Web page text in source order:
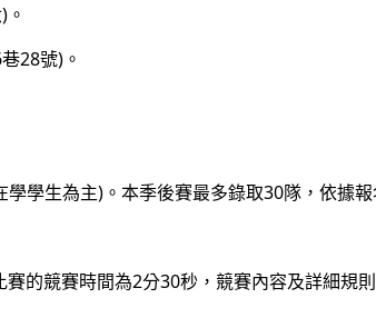
28號)。
生為主)。本季後賽最多錄取30隊，依據報
的競賽時間為2分30秒，競賽內容及詳細規